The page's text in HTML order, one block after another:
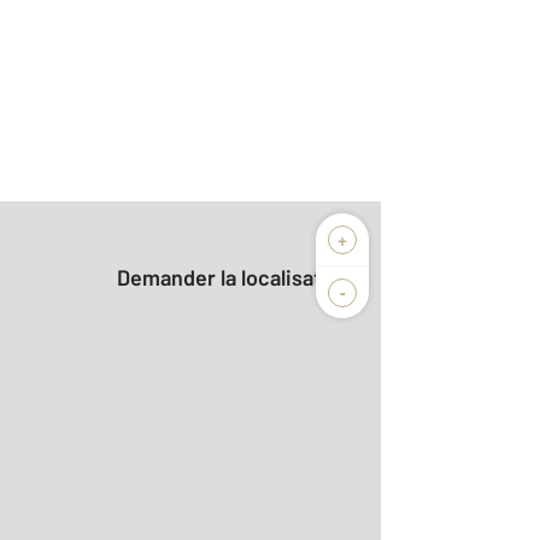
+
-
Demander la localisation